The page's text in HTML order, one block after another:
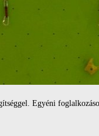
Egyéni